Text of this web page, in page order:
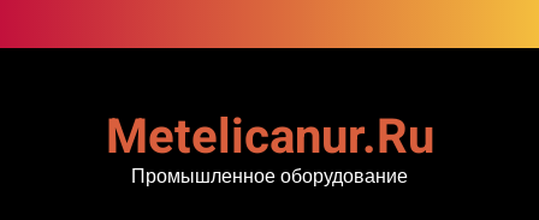
к
Metelicanur.ru
Промышленное оборудование